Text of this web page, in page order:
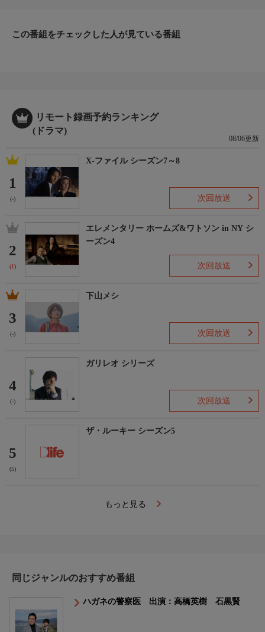
この番組をチェックした人が見ている番組
リモート録画予約ランキング
(ドラマ)
08/06更新
1
(-)
X-ファイル シーズン7～8
次回放送
2
(1)
エレメンタリー ホームズ&ワトソン in NY シ
ーズン4
次回放送
3
(-)
下山メシ
次回放送
4
(-)
ガリレオ シリーズ
次回放送
5
(5)
ザ・ルーキー シーズン5
もっと見る
同じジャンルのおすすめ番組
ハガネの警察医 出演：高橋英樹 石黒賢